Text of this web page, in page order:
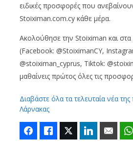
ειδικές προσφορές που
Stoiximan.com.cy κάθε μέρα.
Ακολούθησε την Stoiximan και
(Facebook: @StoiximanCY,
@stoiximan_cyprus, Tiktok:
μαθαίνεις πρώτος όλες τις
Διαβάστε όλα τα τελευταία νέα της
Λάρνακας
FacebookLike Twitter LinkedIn Email